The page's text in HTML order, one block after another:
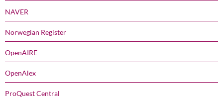
NAVER
Norwegian Register
OpenAIRE
OpenAlex
ProQuest Central